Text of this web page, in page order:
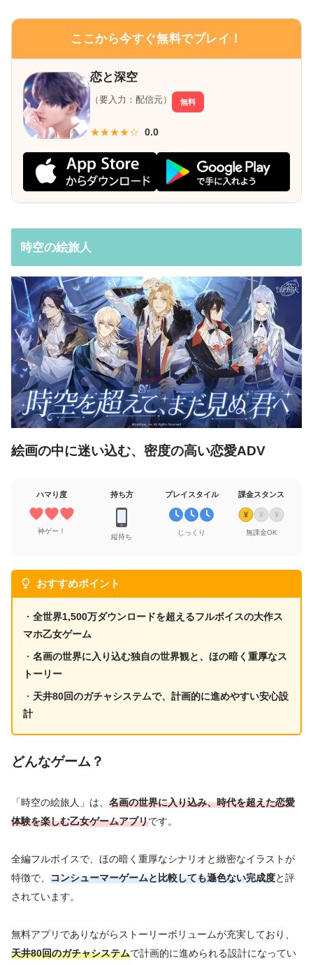
ここから今すぐ無料でプレイ！
恋と深空
（要入力：配信元） 無料
★★★★☆ 0.0
時空の絵旅人
絵画の中に迷い込む、密度の高い恋愛ADV
ハマり度
神ゲー！
持ち方
縦持ち
プレイスタイル
じっくり
課金スタンス
¥ ¥ ¥
無課金OK
おすすめポイント
・全世界1,500万ダウンロードを超えるフルボイスの大作ス
マホ乙女ゲーム
・名画の世界に入り込む独自の世界観と、ほの暗く重厚なス
トーリー
・ 天井80回のガチャシステムで、計画的に進めやすい安心設
計
どんなゲーム？
「時空の絵旅人」は、 名画の世界に入り込み、時代を超えた恋愛
体験を楽しむ乙女ゲームアプリです。
全編フルボイスで、ほの暗く重厚なシナリオと緻密なイラストが
特徴で、 コンシューマーゲームと比較しても遜色ない完成度と評
されています。
無料アプリでありながらストーリーボリュームが充実しており、
天井80回のガチャシステムで計画的に進められる設計になってい